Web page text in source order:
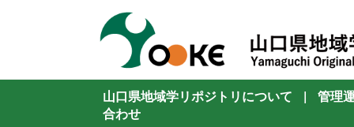
山口県地域学リポジトリについて |
管理
合わせ